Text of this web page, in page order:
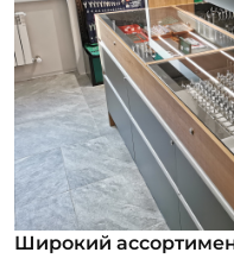
Широкий